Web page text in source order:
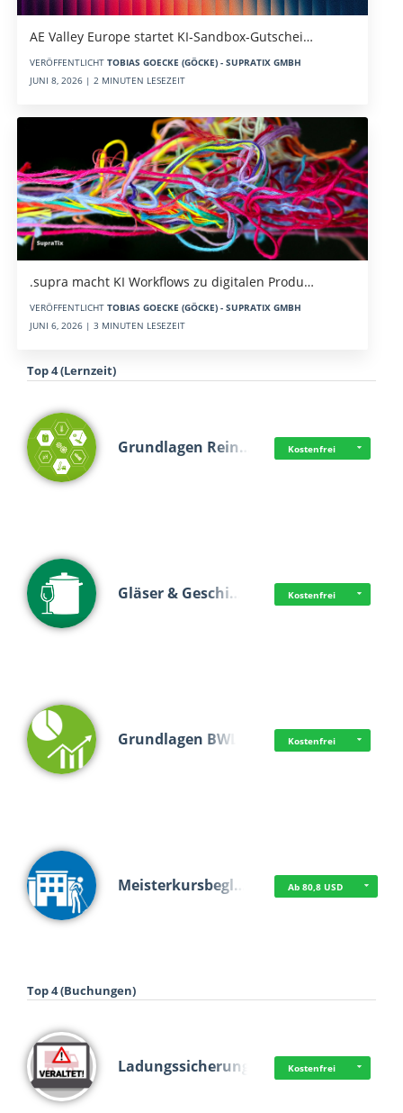
AE Valley Europe startet KI-Sandbox-Gutschei…
VERÖFFENTLICHT TOBIAS GOECKE (GÖCKE) - SUPRATIX GMBH
JUNI 8, 2026 | 2 MINUTEN LESEZEIT
.supra macht KI Workflows zu digitalen Produ…
VERÖFFENTLICHT TOBIAS GOECKE (GÖCKE) - SUPRATIX GMBH
JUNI 6, 2026 | 3 MINUTEN LESEZEIT
Top 4 (Lernzeit)
Grundlagen Rein… Kostenfrei
Gläser & Geschi… Kostenfrei
Grundlagen BWL Kostenfrei
Meisterkursbegl… Ab 80,8 USD
Top 4 (Buchungen)
Ladungssicherung Kostenfrei